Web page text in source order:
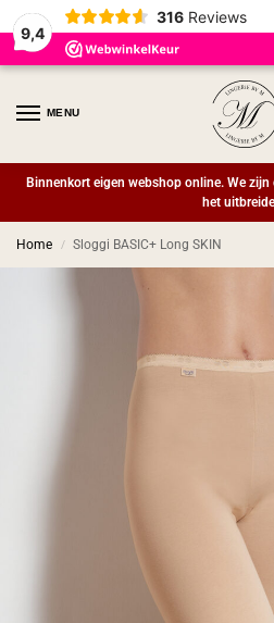
9,4
316 Reviews
MENU
Binnenkort eigen webshop online. We
het
Home / Sloggi BASIC+ Long SKIN